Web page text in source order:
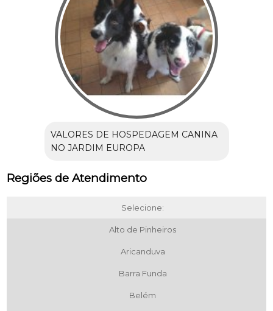
VALORES DE HOSPEDAGEM CANINA
NO JARDIM EUROPA
Regiões de Atendimento
Selecione:
Alto de Pinheiros
Aricanduva
Barra Funda
Belém